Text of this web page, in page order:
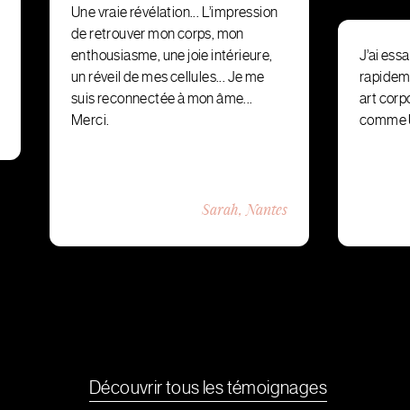
Une vraie révélation... L’impression
de retrouver mon corps, mon
enthousiasme, une joie intérieure,
un réveil de mes cellules... Je me
suis reconnectée à mon âme...
Merci.
Sarah, Nantes
J’ai
art
comme
Découvrir tous les témoignages